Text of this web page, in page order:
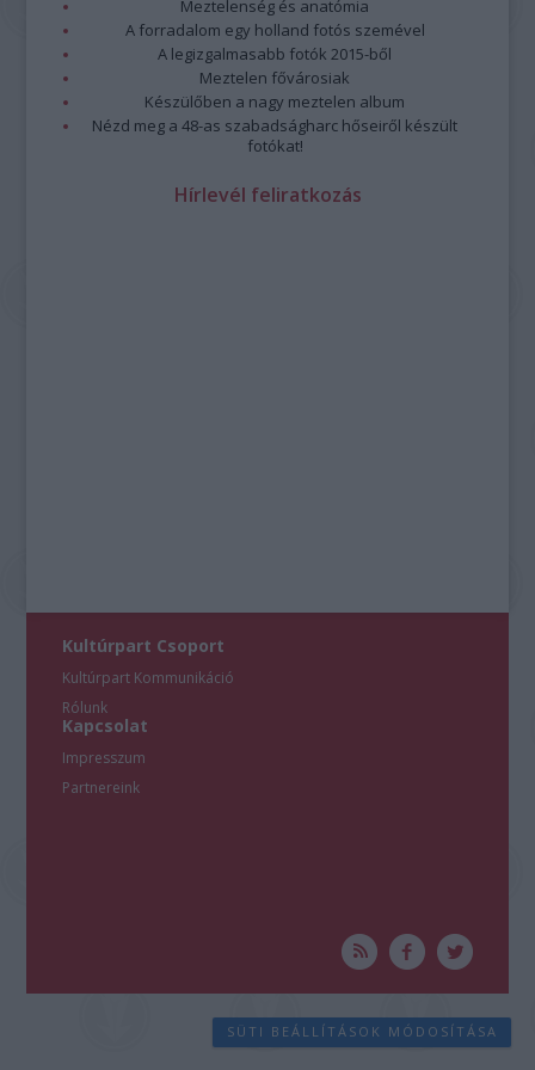
Meztelenség és anatómia
A forradalom egy holland fotós szemével
A legizgalmasabb fotók 2015-ből
Meztelen fővárosiak
Készülőben a nagy meztelen album
Nézd meg a 48-as szabadságharc hőseiről készült
fotókat!
Hírlevél feliratkozás
Kultúrpart Csoport
Kultúrpart Kommunikáció
Rólunk
Kapcsolat
Impresszum
Partnereink
SÜTI BEÁLLÍTÁSOK MÓDOSÍTÁSA